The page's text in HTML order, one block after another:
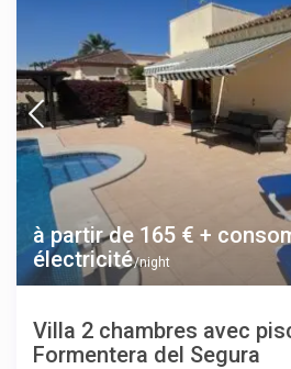
à partir de 165 € +
électricité/night
Villa 2 chambres avec
Formentera del Segura